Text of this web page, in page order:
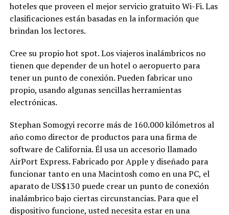
hoteles que proveen el mejor servicio gratuito Wi-Fi. Las
clasificaciones están basadas en la información que
brindan los lectores.
Cree su propio hot spot. Los viajeros inalámbricos no
tienen que depender de un hotel o aeropuerto para
tener un punto de conexión. Pueden fabricar uno
propio, usando algunas sencillas herramientas
electrónicas.
Stephan Somogyi recorre más de 160.000 kilómetros al
año como director de productos para una firma de
software de California. Él usa un accesorio llamado
AirPort Express. Fabricado por Apple y diseñado para
funcionar tanto en una Macintosh como en una PC, el
aparato de US$130 puede crear un punto de conexión
inalámbrico bajo ciertas circunstancias. Para que el
dispositivo funcione, usted necesita estar en una